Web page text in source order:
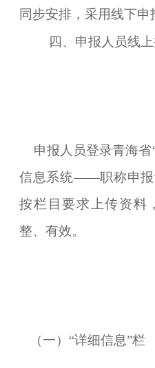
同步安排，采用线下申
四、申报人员线
申报人员登录青海省
信息系统——职称申报
按栏目要求上传资料
整、有效。
（一）“详细信息”栏